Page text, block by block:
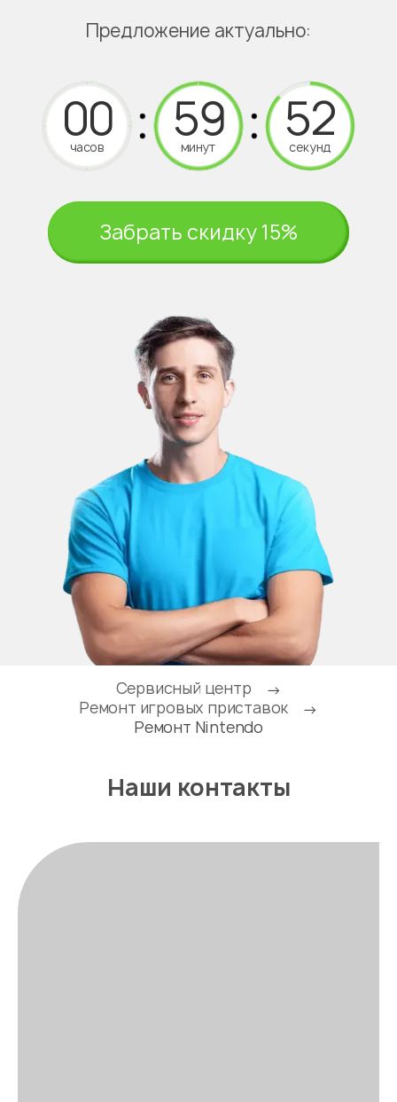
Предложение актуально:
часов минут секунд
Забрать скидку 15%
Сервисный центр
→
Ремонт игровых приставок
→
Ремонт Nintendo
Наши контакты